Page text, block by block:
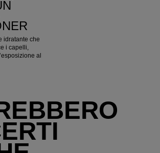
idratante che
i capelli,
al